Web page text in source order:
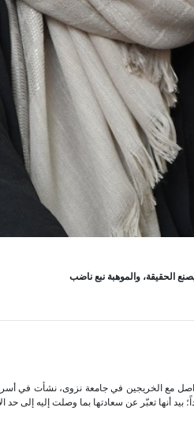
الحقيقة، والموهبة نبع ناضب
مع الخريجين في جامعة نزوى، نشأت في
أنها تعبّر عن سعادتها بما وصلت إليه إلى حد